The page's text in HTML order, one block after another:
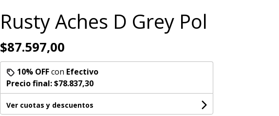
Rusty Aches D Grey Pol
$87.597,00
10% OFFcon Efectivo
Precio final:$78.837,30
Ver cuotas y descuentos